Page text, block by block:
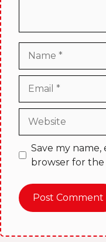
Save my name,
browser for